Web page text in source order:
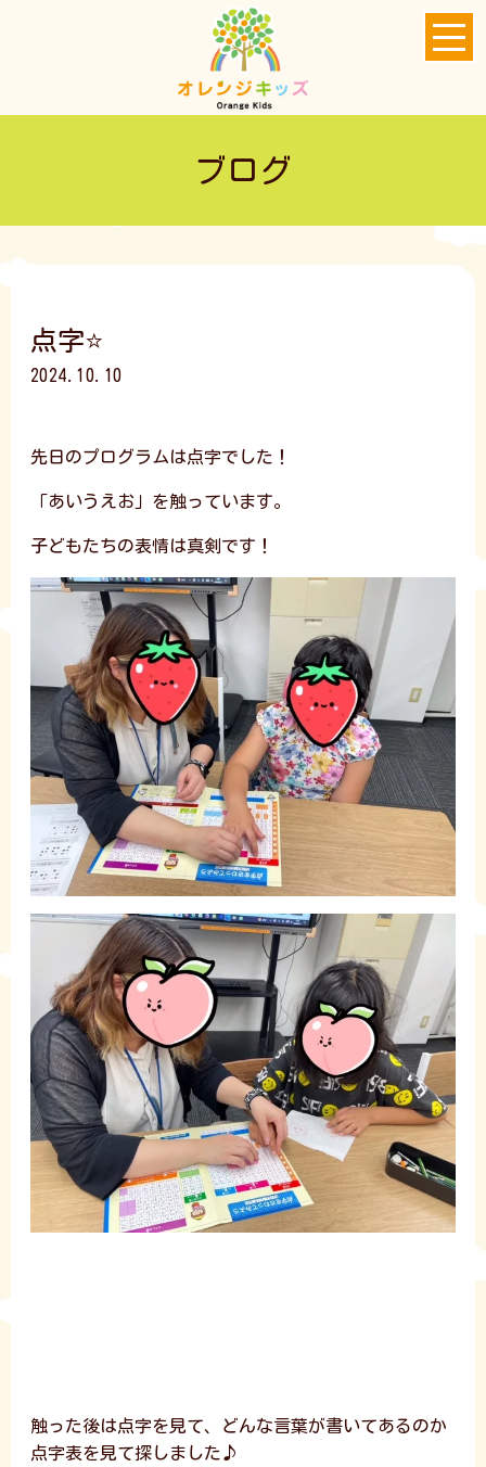
ブログ
点字⭐
2024.10.10
先日のプログラムは点字でした！
「あいうえお」を触っています。
子どもたちの表情は真剣です！
触った後は点字を見て、どんな言葉が書いてあるのか
点字表を見て探しました♪